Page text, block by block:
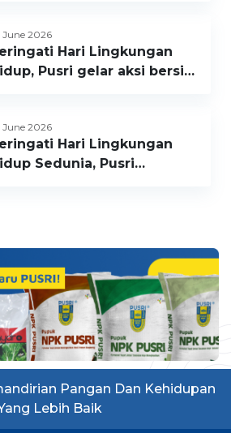
June 2026
Hari Lingkungan
Pusri gelar aksi bersih
June 2026
Hari Lingkungan
Sedunia, Pusri
Pangan Dan Kehidupan
Lebih Baik